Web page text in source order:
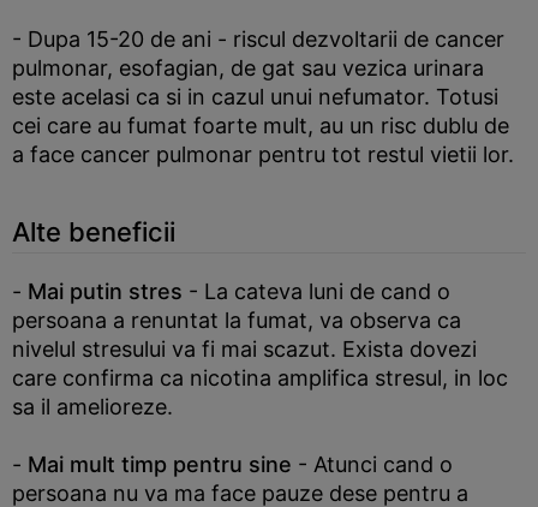
- Dupa 15-20 de ani - riscul dezvoltarii de cancer
pulmonar, esofagian, de gat sau vezica urinara
este acelasi ca si in cazul unui nefumator. Totusi
cei care au fumat foarte mult, au un risc dublu de
a face cancer pulmonar pentru tot restul vietii lor.
Alte beneficii
- Mai putin stres - La cateva luni de cand o
persoana a renuntat la fumat, va observa ca
nivelul stresului va fi mai scazut. Exista dovezi
care confirma ca nicotina amplifica stresul, in loc
sa il amelioreze.
- Mai mult timp pentru sine - Atunci cand o
persoana nu va ma face pauze dese pentru a